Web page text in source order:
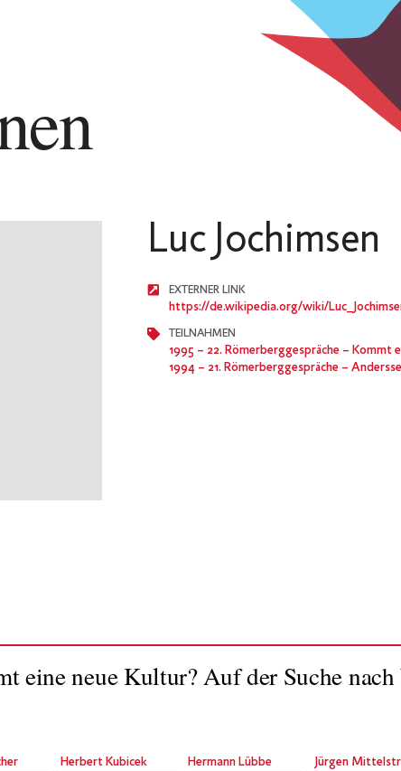
Luc Jochimsen
EXTERNER LINK
https://de.wikipedia.org/wiki/
TEILNAHMEN
1995 – 22. Römerberggespräche – Kommt eine neue Kultur?
1994 – 21. Römerberggespräche – Anderssein, ein Menschenrecht. Über die
eine neue Kultur? Auf der Suche
Herbert Kubicek Hermann Lübbe Jürgen